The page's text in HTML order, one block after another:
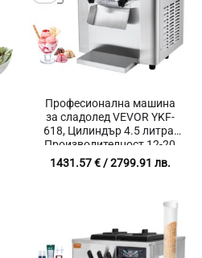
Професионална машина
за сладолед VEVOR YKF-
618, Цилиндър 4.5 литра,
Производителност 12-20
литра/час , Неръждаема
стомана
1431.57€/ 2799.91 лв.